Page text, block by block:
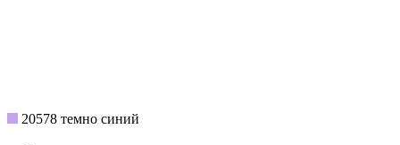
20578 темно синий